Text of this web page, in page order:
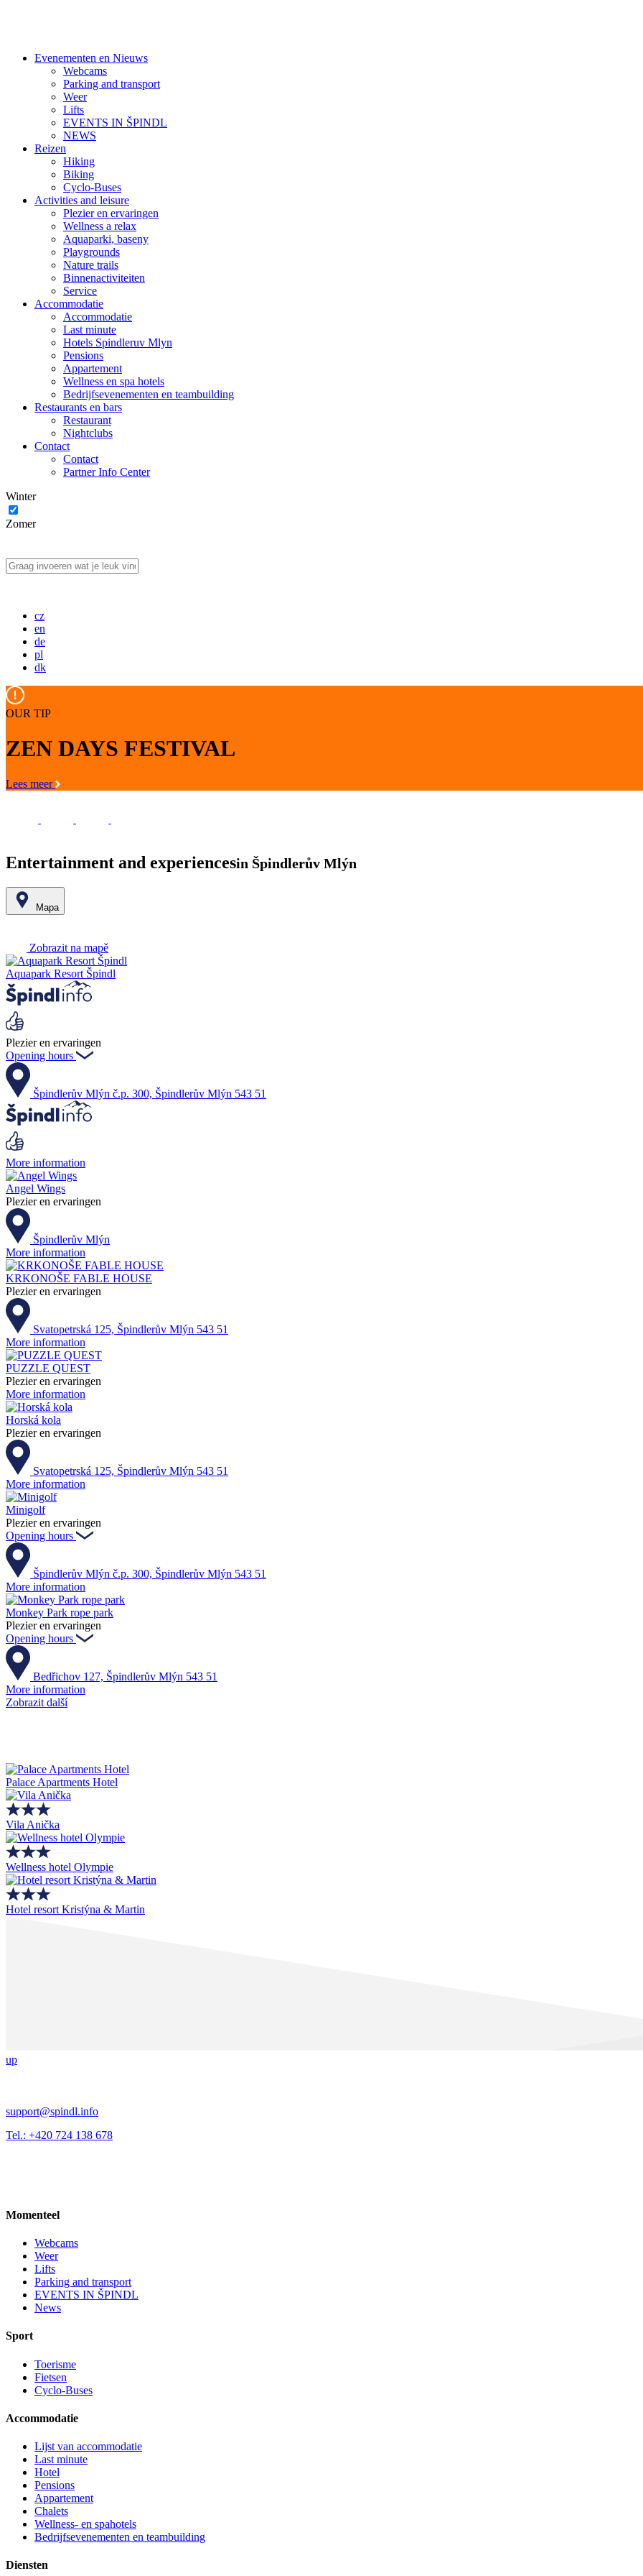
Evenementen en Nieuws
Webcams
Parking and transport
Weer
Lifts
EVENTS IN ŠPINDL
NEWS
Reizen
Hiking
Biking
Cyclo-Buses
Activities and leisure
Plezier en ervaringen
Wellness a relax
Aquaparki, baseny
Playgrounds
Nature trails
Binnenactiviteiten
Service
Accommodatie
Accommodatie
Last minute
Hotels Spindleruv Mlyn
Pensions
Appartement
Wellness en spa hotels
Bedrijfsevenementen en teambuilding
Restaurants en bars
Restaurant
Nightclubs
Contact
Contact
Partner Info Center
Winter
Zomer
cz
en
de
pl
dk
OUR TIP
ZEN DAYS FESTIVAL
Lees meer
Entertainment and experiencesin Špindlerův Mlýn
Mapa
−Zobrazit na mapě
Aquapark Resort Špindl
Plezier en ervaringen
Opening hours
Špindlerův Mlýn č.p. 300, Špindlerův Mlýn 543 51
More information
Angel Wings
Plezier en ervaringen
Špindlerův Mlýn
More information
KRKONOŠE FABLE HOUSE
Plezier en ervaringen
Svatopetrská 125, Špindlerův Mlýn 543 51
More information
PUZZLE QUEST
Plezier en ervaringen
More information
Horská kola
Plezier en ervaringen
Svatopetrská 125, Špindlerův Mlýn 543 51
More information
Minigolf
Plezier en ervaringen
Opening hours
Špindlerův Mlýn č.p. 300, Špindlerův Mlýn 543 51
More information
Monkey Park rope park
Plezier en ervaringen
Opening hours
Bedřichov 127, Špindlerův Mlýn 543 51
More information
Zobrazit další
Palace Apartments Hotel
Vila Anička
Wellness hotel Olympie
Hotel resort Kristýna & Martin
up
support@spindl.info
Tel.: +420 724 138 678
Momenteel
Webcams
Weer
Lifts
Parking and transport
EVENTS IN ŠPINDL
News
Sport
Toerisme
Fietsen
Cyclo-Buses
Accommodatie
Lijst van accommodatie
Last minute
Hotel
Pensions
Appartement
Chalets
Wellness- en spahotels
Bedrijfsevenementen en teambuilding
Diensten